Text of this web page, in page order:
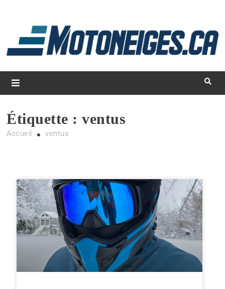
Magazine Motoneiges.ca
Étiquette :ventus
Accueil ventus